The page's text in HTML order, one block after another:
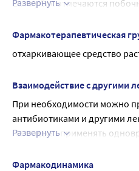
требующими повышенной
Если у Вас отмечаются
любые другие побочные
Развернуть
Фармакотерапевтическая
отхаркивающее средство
Взаимодействие с другими
При необходимости можно
антибиотиками и другими
Не следует применять
откашливание разжиженной
Развернуть
Фармакодинамика